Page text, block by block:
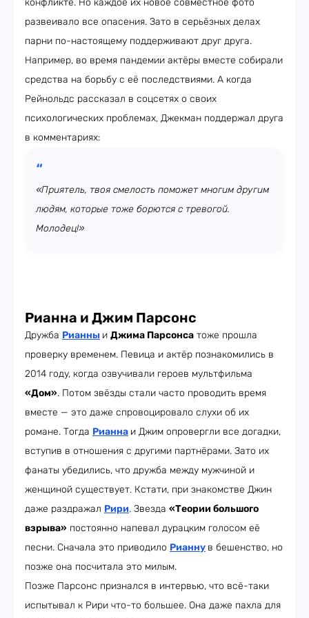
конфликте. Но каждое их новое совместное фото
развеивало все опасения. Зато в серьёзных делах
парни по-настоящему поддерживают друг друга.
Например, во время пандемии актёры вместе собирали
средства на борьбу с её последствиями. А когда
Рейнольдс рассказал в соцсетях о своих
психологических проблемах, Джекман поддержал друга
в комментариях:
«Приятель, твоя смелость поможет многим другим
людям, которые тоже борются с тревогой.
Молодец!»
Рианна и Джим Парсонс
Дружба Рианны и Джима Парсонса тоже прошла
проверку временем. Певица и актёр познакомились в
2014 году, когда озвучивали героев мультфильма
«Дом». Потом звёзды стали часто проводить время
вместе — это даже спровоцировало слухи об их
романе. Тогда Рианна и Джим опровергли все догадки,
вступив в отношения с другими партнёрами. Зато их
фанаты убедились, что дружба между мужчиной и
женщиной существует. Кстати, при знакомстве Джин
даже раздражал Рири. Звезда «Теории большого
взрыва» постоянно напевал дурацким голосом её
песни. Сначала это приводило Рианну в бешенство, но
позже она посчитала это милым.
Позже Парсонс признался в интервью, что всё-таки
испытывал к Рири что-то большее. Она даже пахла для